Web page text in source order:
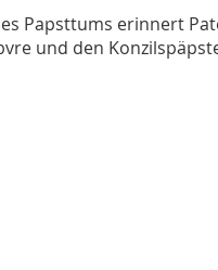
Papsttums erinnert
und den